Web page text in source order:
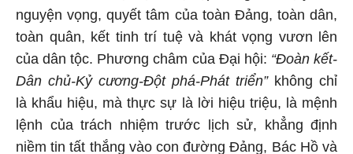
nguyện vọng, quyết tâm của toàn Đảng, toàn dân,
toàn quân, kết tinh trí tuệ và khát vọng vươn lên
của dân tộc. Phương châm của Đại hội: “Đoàn kết-
Dân chủ-Kỷ cương-Đột phá-Phát triển”không chỉ
là khẩu hiệu, mà thực sự là lời hiệu triệu, là mệnh
lệnh của trách nhiệm trước lịch sử, khẳng định
niềm tin tất thắng vào con đường Đảng, Bác Hồ và